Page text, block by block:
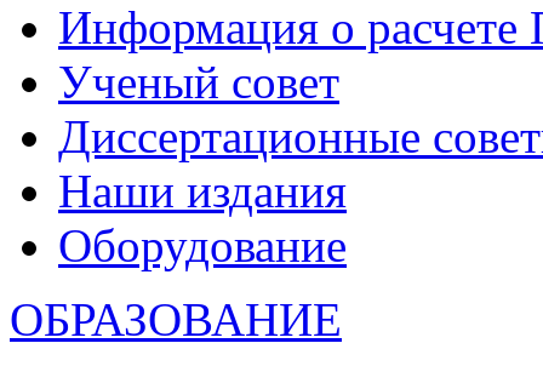
Информация о
Ученый совет
Диссертационные
Наши издания
Оборудование
ОБРАЗОВАНИЕ